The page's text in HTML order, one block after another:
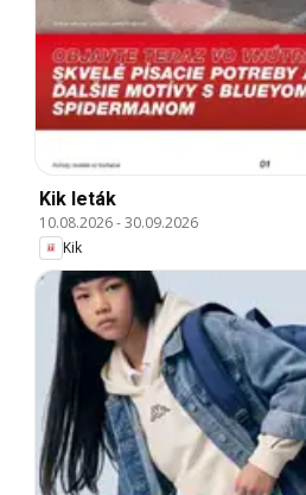
Kik leták
10.08.2026-30.09.2026
Kik